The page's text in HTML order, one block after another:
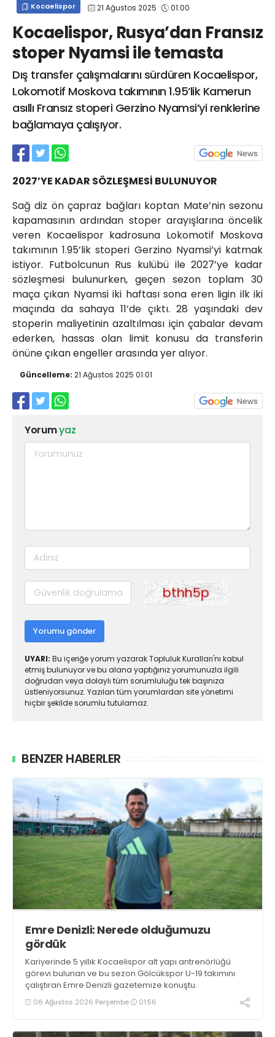
Kocaelispor 21 Ağustos 2025 01:00
Kocaelispor, Rusya’dan Fransız
stoper Nyamsi ile temasta
Dış transfer çalışmalarını sürdüren Kocaelispor,
Lokomotif Moskova takımının 1.95’lik Kamerun
asıllı Fransız stoperi Gerzino Nyamsi’yi renklerine
bağlamaya çalışıyor.
2027’YE KADAR SÖZLEŞMESİ BULUNUYOR
Sağ diz ön çapraz bağları koptan Mate’nin sezonu
kapamasının ardından stoper arayışlarına öncelik
veren Kocaelispor kadrosuna Lokomotif Moskova
takımının 1.95’lik stoperi Gerzino Nyamsi’yi katmak
istiyor. Futbolcunun Rus kulübü ile 2027’ye kadar
sözleşmesi bulunurken, geçen sezon toplam 30
maça çıkan Nyamsi iki haftası sona eren ligin ilk iki
maçında da sahaya 11’de çıktı. 28 yaşındaki dev
stoperin maliyetinin azaltılması için çabalar devam
ederken, hassas olan limit konusu da transferin
önüne çıkan engeller arasında yer alıyor.
Güncelleme: 21 Ağustos 2025 01:01
Yorumyaz
Yorumu gönder
UYARI: Bu içeriğe yorum yazarak Topluluk Kuralları'nı kabul
etmiş bulunuyor ve bu alana yaptığınız yorumunuzla ilgili
doğrudan veya dolaylı tüm sorumluluğu tek başınıza
üstleniyorsunuz. Yazılan tüm yorumlardan site yönetimi
hiçbir şekilde sorumlu tutulamaz.
BENZER HABERLER
Emre Denizli: Nerede olduğumuzu
gördük
Kariyerinde 5 yıllık Kocaelispor alt yapı antrenörlüğü
görevi bulunan ve bu sezon Gölcükspor U-19 takımını
çalıştıran Emre Denizli gazetemize konuştu.
06 Ağustos 2026 Perşembe 01:56
info@spor41.com